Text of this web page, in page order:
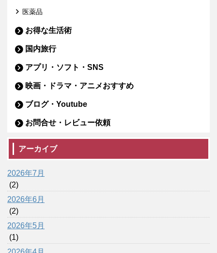
医薬品
お得な生活術
国内旅行
アプリ・ソフト・SNS
映画・ドラマ・アニメおすすめ
ブログ・Youtube
お問合せ・レビュー依頼
アーカイブ
2026年7月
(2)
2026年6月
(2)
2026年5月
(1)